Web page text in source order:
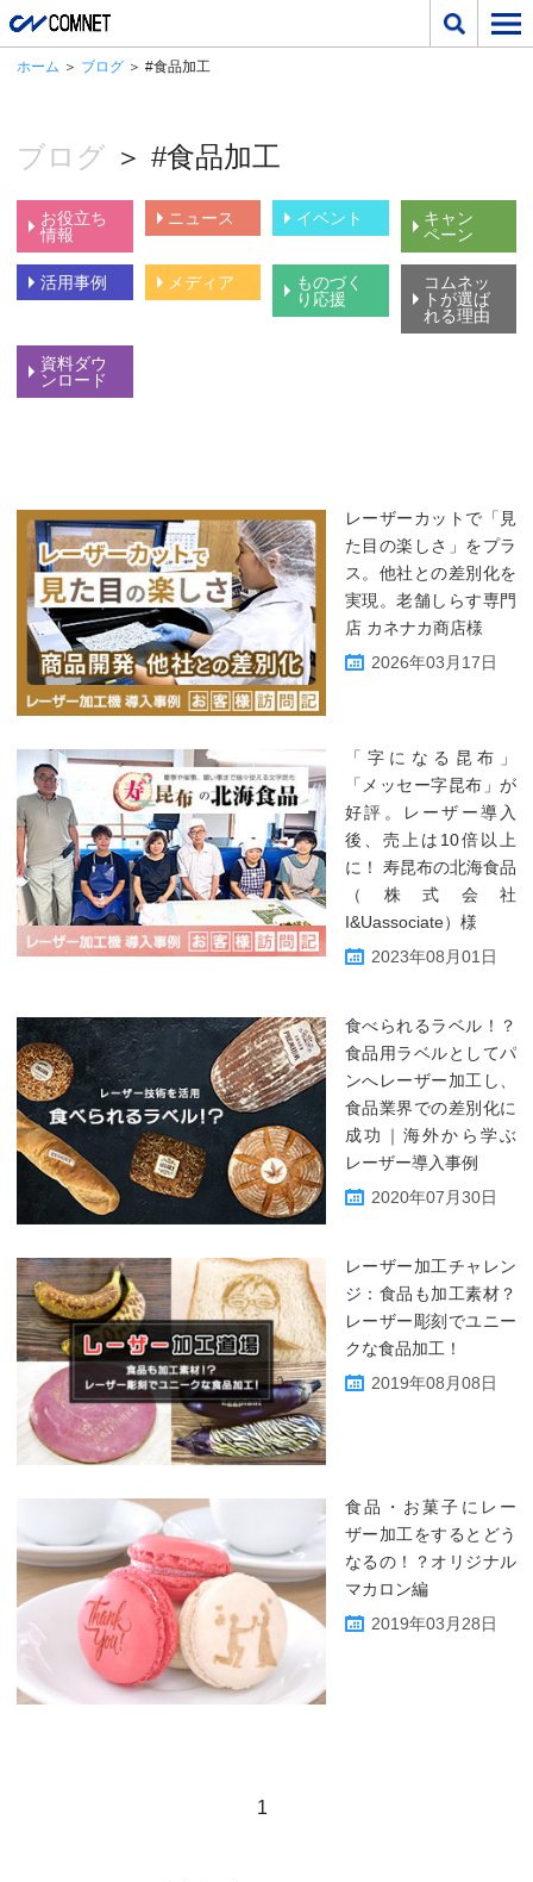
ホーム ＞ ブログ ＞ #食品加工
ブログ ＞ #食品加工
お役立ち
情報
ニュース イベント
キャン
ペーン
活用事例 メディア
ものづく
り応援
コムネッ
トが選ば
れる理由
資料ダウ
ンロード
レーザーカットで「見
た目の楽しさ」をプラ
ス。他社との差別化を
実現。老舗しらす専門
店 カネナカ商店様
2026年03月17日
「字になる昆布」
「メッセー字昆布」が
好評。レーザー導入
後、売上は10倍以上
に！ 寿昆布の北海食品
（株式会社
I&Uassociate）様
2023年08月01日
食べられるラベル！？
食品用ラベルとしてパ
ンへレーザー加工し、
食品業界での差別化に
成功｜海外から学ぶ
レーザー導入事例
2020年07月30日
レーザー加工チャレン
ジ：食品も加工素材？
レーザー彫刻でユニー
クな食品加工！
2019年08月08日
食品・お菓子にレー
ザー加工をするとどう
なるの！？オリジナル
マカロン編
2019年03月28日
1